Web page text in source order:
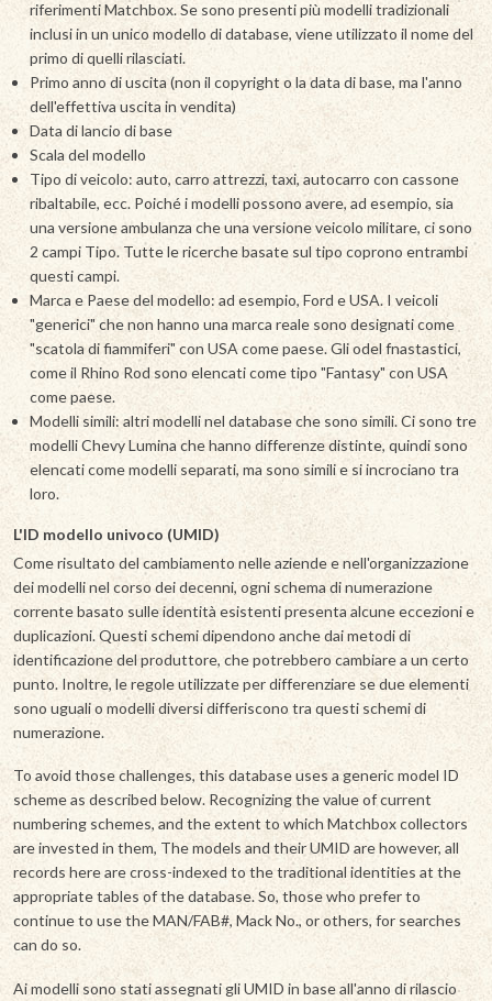
riferimenti Matchbox. Se sono presenti più modelli tradizionali
inclusi in un unico modello di database, viene utilizzato il nome del
primo di quelli rilasciati.
Primo anno di uscita (non il copyright o la data di base, ma l'anno
dell'effettiva uscita in vendita)
Data di lancio di base
Scala del modello
Tipo di veicolo: auto, carro attrezzi, taxi, autocarro con cassone
ribaltabile, ecc. Poiché i modelli possono avere, ad esempio, sia
una versione ambulanza che una versione veicolo militare, ci sono
2 campi Tipo. Tutte le ricerche basate sul tipo coprono entrambi
questi campi.
Marca e Paese del modello: ad esempio, Ford e USA. I veicoli
"generici" che non hanno una marca reale sono designati come
"scatola di fiammiferi" con USA come paese. Gli odel fnastastici,
come il Rhino Rod sono elencati come tipo "Fantasy" con USA
come paese.
Modelli simili: altri modelli nel database che sono simili. Ci sono tre
modelli Chevy Lumina che hanno differenze distinte, quindi sono
elencati come modelli separati, ma sono simili e si incrociano tra
loro.
L'ID modello univoco (UMID)
Come risultato del cambiamento nelle aziende e nell'organizzazione
dei modelli nel corso dei decenni, ogni schema di numerazione
corrente basato sulle identità esistenti presenta alcune eccezioni e
duplicazioni. Questi schemi dipendono anche dai metodi di
identificazione del produttore, che potrebbero cambiare a un certo
punto. Inoltre, le regole utilizzate per differenziare se due elementi
sono uguali o modelli diversi differiscono tra questi schemi di
numerazione.
To avoid those challenges, this database uses a generic model ID
scheme as described below. Recognizing the value of current
numbering schemes, and the extent to which Matchbox collectors
are invested in them, The models and their UMID are however, all
records here are cross-indexed to the traditional identities at the
appropriate tables of the database. So, those who prefer to
continue to use the MAN/FAB#, Mack No., or others, for searches
can do so.
Ai modelli sono stati assegnati gli UMID in base all'anno di rilascio